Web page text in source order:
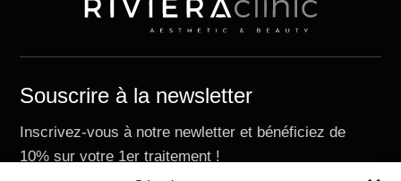
Souscrire à la newsletter
Inscrivez-vous à notre newletter et bénéficiez de
10% sur votre 1er traitement !